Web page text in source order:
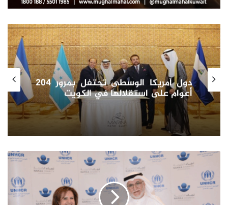
أوزبكستان كوجهة استثمارية
(الإصلاح
الاجتماعي)
توقع
اتفاقية